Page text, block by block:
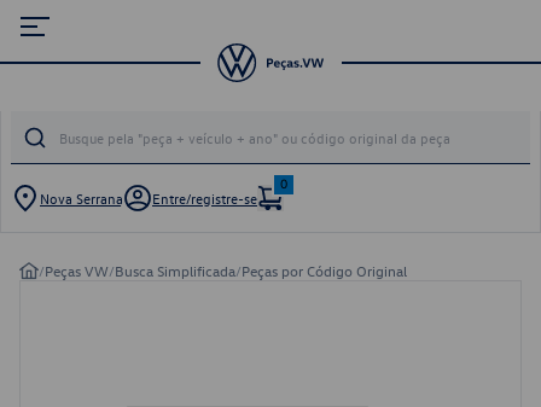
Nova Serrana Entre/registre-se
0
/Peças VW/Busca Simplificada/Peças por Código Original